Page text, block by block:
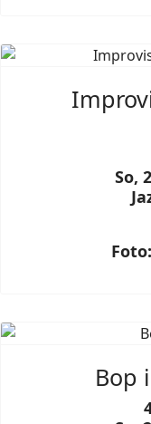
So,
Bop